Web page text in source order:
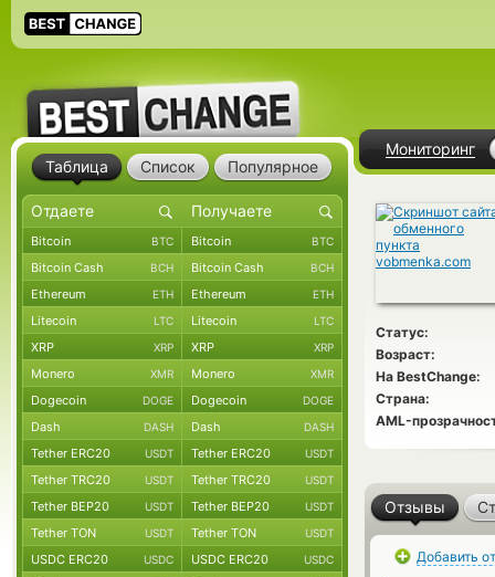
Мониторинг
Статус:
Возраст:
На BestChange:
Страна:
AML-
Отзывы
Добавить
Таблица Список Популярное
Bitcoin BTC Bitcoin BTC
Bitcoin Cash BCH Bitcoin Cash BCH
Ethereum ETH Ethereum ETH
Litecoin LTC Litecoin LTC
XRP XRP XRP XRP
Monero XMR Monero XMR
Dogecoin DOGE Dogecoin DOGE
Dash DASH Dash DASH
Tether ERC20 USDT Tether ERC20 USDT
Tether TRC20 USDT Tether TRC20 USDT
Tether BEP20 USDT Tether BEP20 USDT
Tether TON USDT Tether TON USDT
USDC ERC20 USDC USDC ERC20 USDC